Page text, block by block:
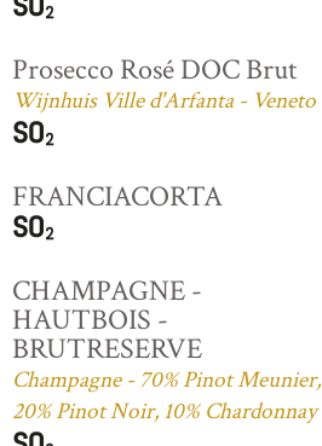
Prosecco Rosé DOC Brut
Wijnhuis Ville d'Arfanta - Veneto
FRANCIACORTA
CHAMPAGNE -
HAUTBOIS -
BRUTRESERVE
Champagne - 70% Pinot Meunier,
20% Pinot Noir, 10% Chardonnay